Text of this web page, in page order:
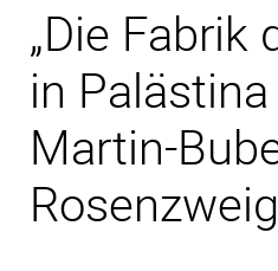
„Die
in
Martin-